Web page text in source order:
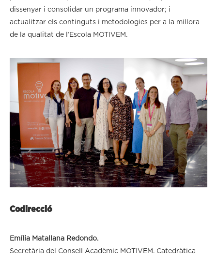
dissenyar i consolidar un programa innovador; i
actualitzar els continguts i metodologies per a la millora
de la qualitat de l’Escola MOTIVEM.
Codirecció
Emília Matallana Redondo.
Secretària del Consell Acadèmic MOTIVEM. Catedràtica